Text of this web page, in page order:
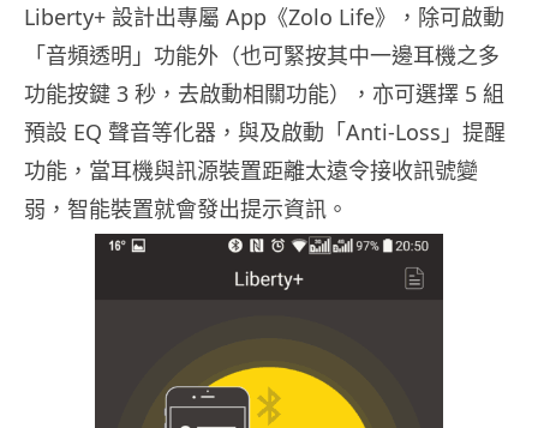
Liberty+ 設計出專屬 App《Zolo Life》，除可啟動
「音頻透明」功能外（也可緊按其中一邊耳機之多
功能按鍵 3 秒，去啟動相關功能），亦可選擇 5 組
預設 EQ 聲音等化器，與及啟動「Anti-Loss」提醒
功能，當耳機與訊源裝置距離太遠令接收訊號變
弱，智能裝置就會發出提示資訊。